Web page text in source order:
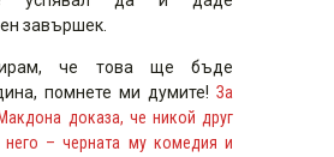
завършек.
че това ще бъде
помнете ми думите! За
доказа, че никой друг
– черната му комедия и